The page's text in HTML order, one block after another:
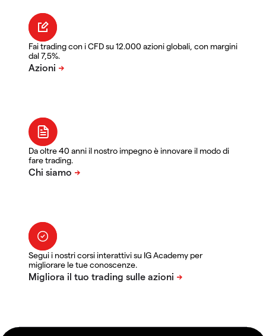
Fai trading con i CFD su 12.000 azioni globali, con margini
dal 7,5%.
Da oltre 40 anni il nostro impegno è innovare il modo di
fare trading.
Segui i nostri corsi interattivi su IG Academy per
migliorare le tue conoscenze.